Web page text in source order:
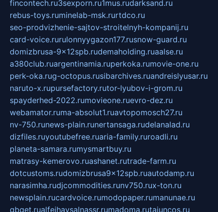
fincontech.ru3sexporn.ru1mus.rudarksand.ru
rebus-toys.ruminelab-msk.rurtdco.ru
seo-prodvizhenie-sajtov-stroitelnyh-kompanij.ru
card-voice.rurulonnyygazon177.rusnow-guard.ru
domizbrusa-9x12spb.rudemaholding.ruaalse.ru
a380club.ruargentinamia.ruperkoka.rumovie-one.ru
perk-oka.rug-octopus.rusibarchives.ruandreislyusar.ru
naruto-x.rupursefactory.rutor-lyubov-i-grom.ru
spayderhed-2022.rumovieone.ruevro-dez.ru
webamator.ruma-absolut1.ruavtopomosch27.ru
nv-750.runews-plain.runertansaga.rudelanalad.ru
dizfiles.ruyoutubefree.ruaria-family.ruroadli.ru
planeta-samara.rumysmartbuy.ru
matrasy-kemerovo.ruashanet.rutrade-farm.ru
dotcustoms.rudomizbrusa9x12spb.ruautodamp.ru
narasimha.rudjcommodities.runv750.rux-ton.ru
newsplain.rucardvoice.rumodopaper.rumanunae.ru
gbget.rualfeihavsalnassr.rumadoma.rutajuncos.ru